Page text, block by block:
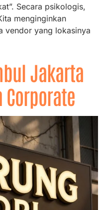
Secara psikologis,
menginginkan
vendor yang lokasinya
Jakarta
Corporate